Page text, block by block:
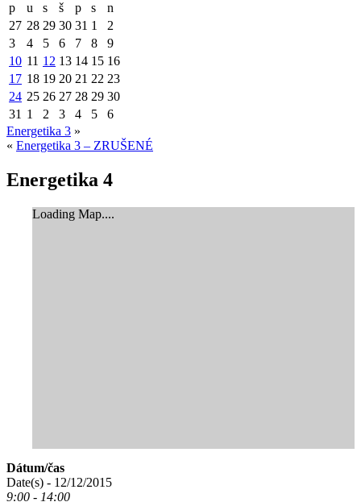
p
u s š p s
n
27 28 29 30 31 1
2
3
4 5 6 7 8
9
10 11 12 13 14 15 16
17 18 19 20 21 22 23
24 25 26 27 28 29 30
31 1 2 3 4 5
6
Energetika 3 »
« Energetika 3 – ZRUŠENÉ
Energetika 4
Loading Map....
Dátum/čas
Date(s) - 12/12/2015
9:00 - 14:00